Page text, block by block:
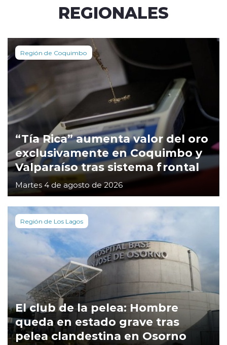
REGIONALES
Región de Coquimbo
“Tía Rica” aumenta valor del oro
exclusivamente en Coquimbo y
Valparaíso tras sistema frontal
Martes 4 de agosto de 2026
Región de Los Lagos
El club de la pelea: Hombre
queda en estado grave tras
pelea clandestina en Osorno